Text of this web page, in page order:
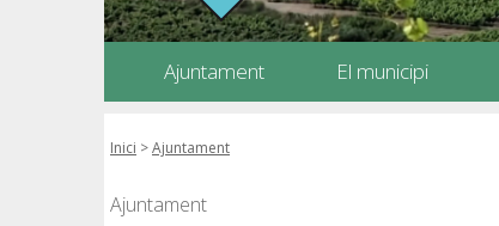
Ajuntament El municipi
Inici >Ajuntament
Ajuntament